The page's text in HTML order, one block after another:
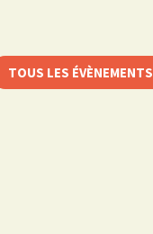
TOUS LES ÉVÈNEMENTS